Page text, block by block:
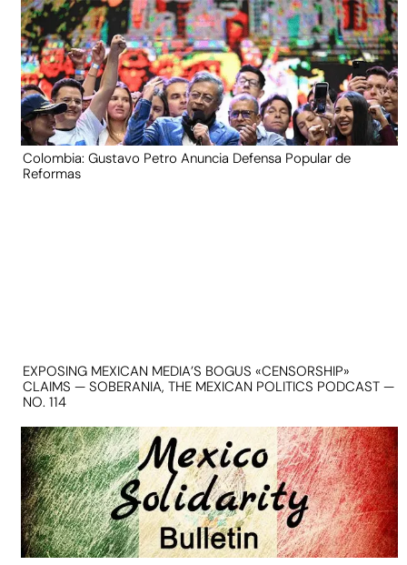
Colombia: Gustavo Petro Anuncia Defensa Popular de
Reformas
EXPOSING MEXICAN MEDIA’S BOGUS «CENSORSHIP»
CLAIMS — SOBERANIA, THE MEXICAN POLITICS PODCAST —
NO. 114